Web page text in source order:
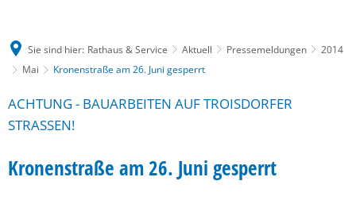
Sie sind hier: Rathaus & Service Aktuell Pressemeldungen
2014
Mai
Kronenstraße am 26. Juni gesperrt
ACHTUNG - BAUARBEITEN AUF TROISDORFER
STRASSEN!
Kronenstraße am 26. Juni gesperrt